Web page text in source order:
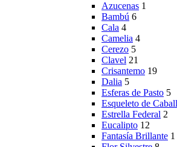
Azucenas 1
Bambú 6
Cala 4
Camelia 4
Cerezo 5
Clavel 21
Crisantemo 19
Dalia 5
Esferas de Pasto 5
Esqueleto de
Estrella Federal 2
Eucalipto 12
Fantasía Brillante 1